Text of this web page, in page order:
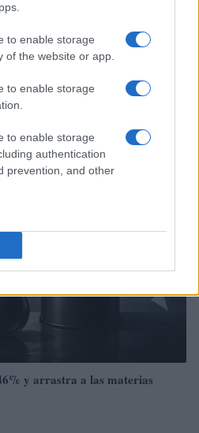
to enable storage
of the website or app.
to enable storage
to enable storage
authentication
prevention, and other
a las materias primas en agosto
y arrastra a las materias